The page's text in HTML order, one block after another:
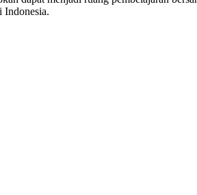
Indonesia.